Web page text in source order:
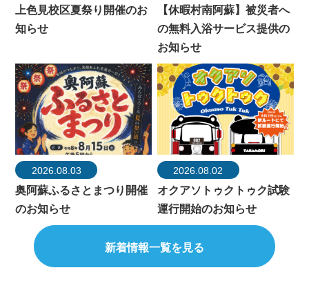
上色見校区夏祭り開催のお
知らせ
【休暇村南阿蘇】被災者へ
の無料入浴サービス提供の
お知らせ
2026.08.03
奥阿蘇ふるさとまつり開催
のお知らせ
2026.08.02
オクアソトゥクトゥク試験
運行開始のお知らせ
新着情報一覧を見る